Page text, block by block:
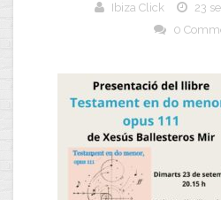
Ibiza Click
23
0